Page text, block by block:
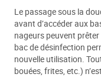
Le passage sous la
avant d’accéder aux
nageurs peuvent
bac de désinfection
nouvelle utilisation.
bouées, frites, etc.)